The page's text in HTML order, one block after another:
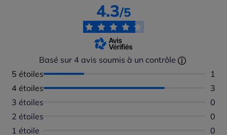
4.3/5
Basé sur 4 avis soumis à un contrôle
5 étoiles
1
4 étoiles
3
3 étoiles
0
2 étoiles
0
1 étoile
0